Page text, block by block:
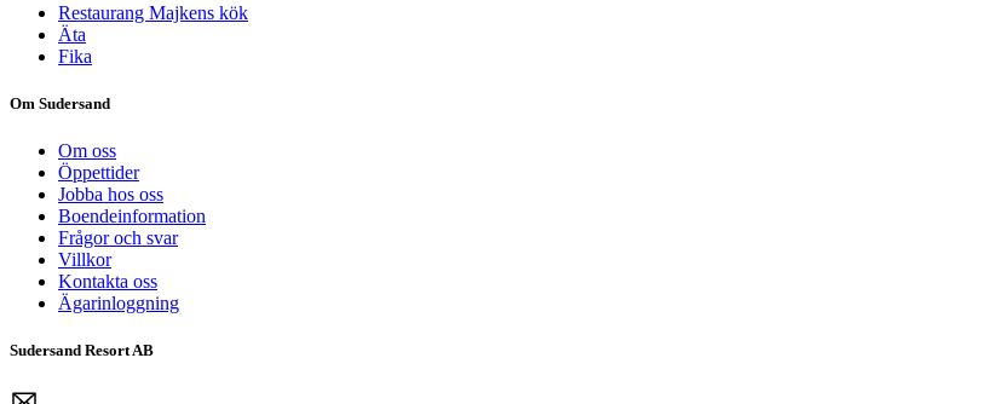
Restaurang Majkens kök
Äta
Fika
Om Sudersand
Om oss
Öppettider
Jobba hos oss
Boendeinformation
Frågor och svar
Villkor
Kontakta oss
Ägarinloggning
Sudersand Resort AB